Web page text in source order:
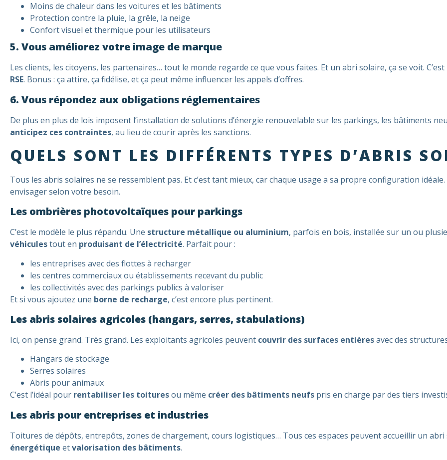
Moins de chaleur dans les voitures et les bâtiments
Protection contre la pluie, la grêle, la neige
Confort visuel et thermique pour les utilisateurs
5. Vous améliorez votre image de marque
Les clients, les citoyens, les partenaires… tout le monde regarde ce que vous faites. Et un abri solaire, ça se voit.
RSE. Bonus : ça attire, ça fidélise, et ça peut même influencer les appels d’offres.
6. Vous répondez aux obligations réglementaires
De plus en plus de lois imposent l’installation de solutions d’énergie renouvelable sur les parkings, les bâtiments
anticipez ces contraintes, au lieu de courir après les sanctions.
QUELS SONT LES DIFFÉRENTS TYPES D’ABRIS
Tous les abris solaires ne se ressemblent pas. Et c’est tant mieux, car chaque usage a sa propre configuration
envisager selon votre besoin.
Les ombrières photovoltaïques pour parkings
C’est le modèle le plus répandu. Une structure métallique ou aluminium, parfois en bois, installée sur un ou
véhiculestout en produisant de l’électricité. Parfait pour :
les entreprises avec des flottes à recharger
les centres commerciaux ou établissements recevant du public
les collectivités avec des parkings publics à valoriser
Et si vous ajoutez une borne de recharge, c’est encore plus pertinent.
Les abris solaires agricoles (hangars, serres, stabulations)
Ici, on pense grand. Très grand. Les exploitants agricoles peuvent couvrir des surfaces entièresavec des
Hangars de stockage
Serres solaires
Abris pour animaux
C’est l’idéal pour rentabiliser les toituresou même créer des bâtiments neufs pris en charge par des tiers
Les abris pour entreprises et industries
Toitures de dépôts, entrepôts, zones de chargement, cours logistiques… Tous ces espaces peuvent accueillir un
énergétique etvalorisation des bâtiments.